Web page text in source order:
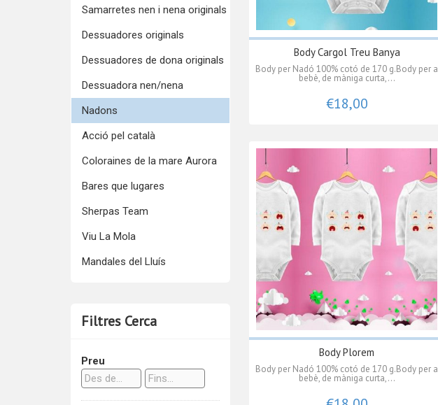
Samarretes nen i nena originals
Dessuadores originals
Dessuadores de dona originals
Dessuadora nen/nena
Nadons
Acció pel català
Coloraines de la mare Aurora
Bares que lugares
Sherpas Team
Viu La Mola
Mandales del Lluís
Filtres Cerca
Preu
Body Cargol Treu Banya
Body per Nadó 100% cotó de 170 g.Body per a
bebè, de màniga curta,...
€18,00
Body Plorem
Body per Nadó 100% cotó de 170 g.Body per a
bebè, de màniga curta,...